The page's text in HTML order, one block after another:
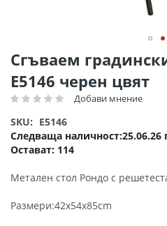
Сгъваем
Ε5146 черен цвят
Рейтинг: Добави мнение
Остават: 114
SKU
E5146
Следваща наличност 25.06.26
Метален стол Рондо с
Размери:42x54x85cm
Преминете
към
началото
на
със
снимки